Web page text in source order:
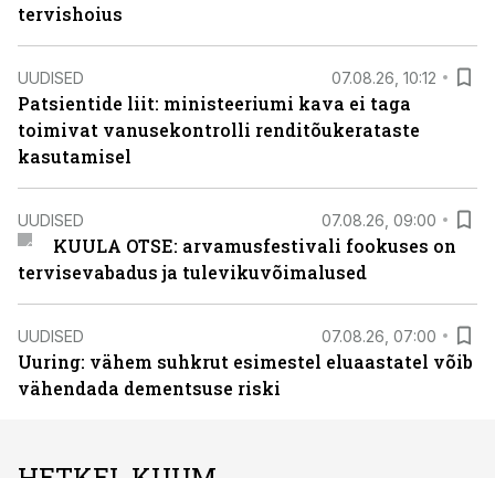
tervishoius
UUDISED 07.08.26, 10:12
Patsientide liit: ministeeriumi kava ei taga
toimivat vanusekontrolli renditõukerataste
kasutamisel
UUDISED 07.08.26, 09:00
KUULA OTSE: arvamusfestivali fookuses on
tervisevabadus ja tulevikuvõimalused
UUDISED 07.08.26, 07:00
Uuring: vähem suhkrut esimestel eluaastatel võib
vähendada dementsuse riski